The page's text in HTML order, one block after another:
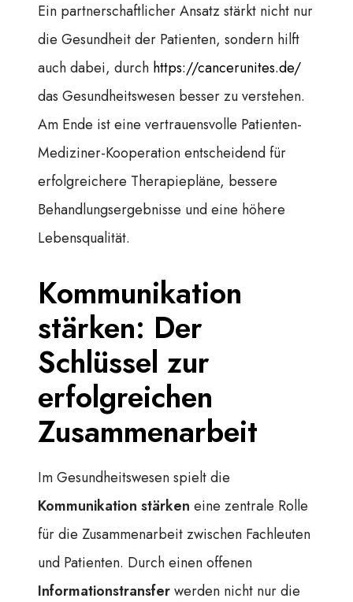
Ein partnerschaftlicher Ansatz stärkt nicht nur
die Gesundheit der Patienten, sondern hilft
auch dabei, durch https://cancerunites.de/
das Gesundheitswesen besser zu verstehen.
Am Ende ist eine vertrauensvolle Patienten-
Mediziner-Kooperation entscheidend für
erfolgreichere Therapiepläne, bessere
Behandlungsergebnisse und eine höhere
Lebensqualität.
Kommunikation
stärken: Der
Schlüssel zur
erfolgreichen
Zusammenarbeit
Im Gesundheitswesen spielt die
Kommunikation stärken eine zentrale Rolle
für die Zusammenarbeit zwischen Fachleuten
und Patienten. Durch einen offenen
Informationstransferwerden nicht nur die